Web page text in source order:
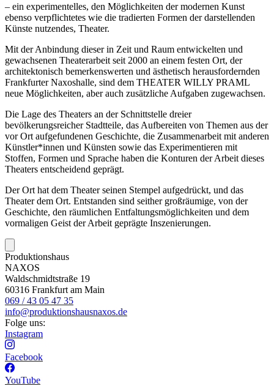
– ein experimentelles, den Möglichkeiten der modernen Kunst
ebenso verpflichtetes wie die tradierten Formen der darstellenden
Künste nutzendes, Theater.
Mit der Anbindung dieser in Zeit und Raum entwickelten und
gewachsenen Theaterarbeit seit 2000 an einem festen Ort, der
architektonisch bemerkenswerten und ästhetisch herausfordernden
Frankfurter Naxoshalle, sind dem THEATER WILLY PRAML
neue Möglichkeiten, aber auch zusätzliche Aufgaben zugewachsen.
Die Lage des Theaters an der Schnittstelle dreier
bevölkerungsreicher Stadtteile, das Aufbereiten von Themen aus der
vor Ort aufgefundenen Geschichte, die Zusammenarbeit mit anderen
Künstler*innen und Künsten sowie das Experimentieren mit
Stoffen, Formen und Sprache haben die Konturen der Arbeit dieses
Theaters entscheidend geprägt.
Der Ort hat dem Theater seinen Stempel aufgedrückt, und das
Theater dem Ort. Entstanden sind seither großräumige, von der
Geschichte, den räumlichen Entfaltungsmöglichkeiten und dem
vormaligen Geist der Arbeit geprägte Inszenierungen.
Produktionshaus
NAXOS
Waldschmidtstraße 19
60316 Frankfurt am Main
069 / 43 05 47 35
info@produktionshausnaxos.de
Folge uns:
Instagram
Facebook
YouTube